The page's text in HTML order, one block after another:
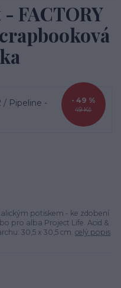
FACTORY
49 Kč
- 49 %
potiskem - ke zdobení
pro alba Project Life. Acid &
30,5 x 30,5 cm. celý popis